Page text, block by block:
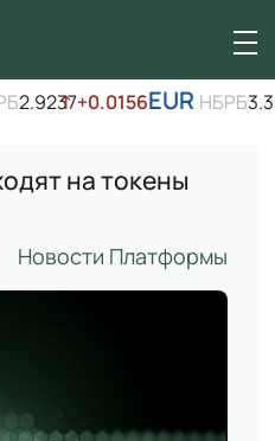
2.9237
↑+0.0156EURНБРБ
на токены
Новости Платформы